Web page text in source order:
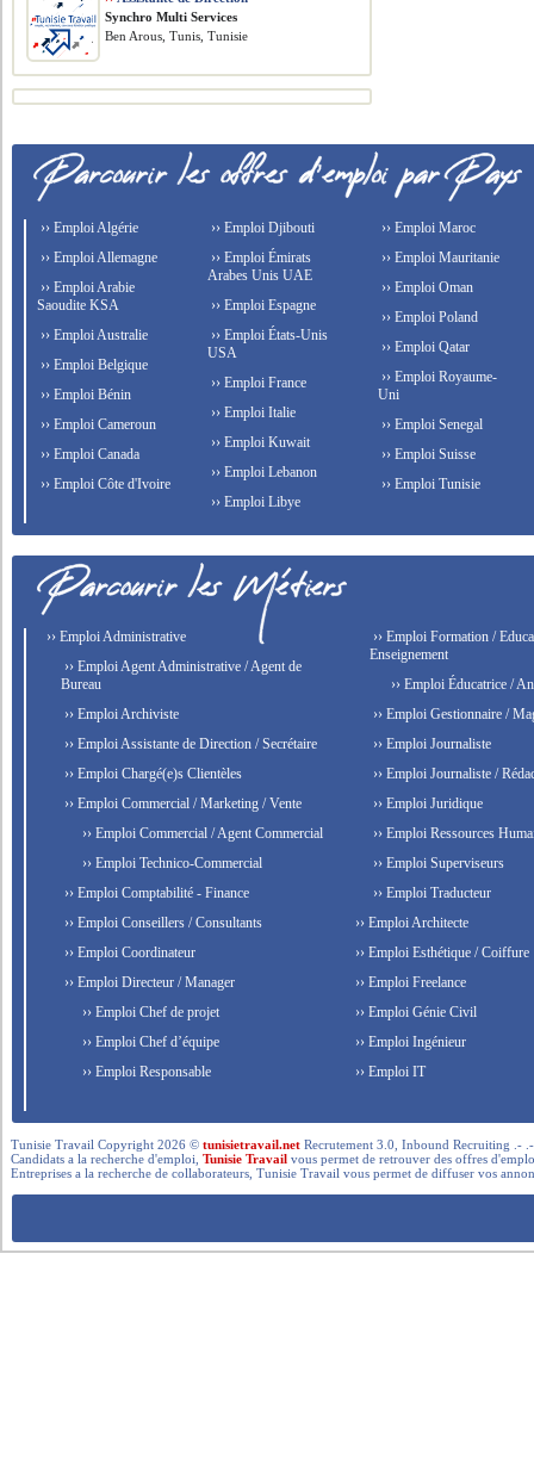
Synchro Multi Services
Ben Arous, Tunis, Tunisie
›› Emploi Algérie
›› Emploi Allemagne
›› Emploi Arabie
Saoudite KSA
›› Emploi Australie
›› Emploi Belgique
›› Emploi Bénin
›› Emploi Cameroun
›› Emploi Canada
›› Emploi Côte d'Ivoire
›› Emploi Djibouti
›› Emploi Émirats
Arabes Unis UAE
›› Emploi Espagne
›› Emploi États-Unis
USA
›› Emploi France
›› Emploi Italie
›› Emploi Kuwait
›› Emploi Lebanon
›› Emploi Libye
›› Emploi Maroc
›› Emploi Mauritanie
›› Emploi Oman
›› Emploi Poland
›› Emploi Qatar
›› Emploi Royaume-
Uni
›› Emploi Senegal
›› Emploi Suisse
›› Emploi Tunisie
›› Emploi Administrative
›› Emploi Agent Administrative / Agent de
Bureau
›› Emploi Archiviste
›› Emploi Assistante de Direction / Secrétaire
›› Emploi Chargé(e)s Clientèles
›› Emploi Commercial / Marketing / Vente
›› Emploi Commercial / Agent Commercial
›› Emploi Technico-Commercial
›› Emploi Comptabilité - Finance
›› Emploi Conseillers / Consultants
›› Emploi Coordinateur
›› Emploi Directeur / Manager
›› Emploi Chef de projet
›› Emploi Chef d’équipe
›› Emploi Responsable
›› Emploi Formation /
Enseignement
›› Emploi Éducatrice /
›› Emploi Gestionnaire /
›› Emploi Journaliste
›› Emploi Journaliste /
›› Emploi Juridique
›› Emploi Ressources
›› Emploi Superviseurs
›› Emploi Traducteur
›› Emploi Architecte
›› Emploi Esthétique / Coiffure
›› Emploi Freelance
›› Emploi Génie Civil
›› Emploi Ingénieur
›› Emploi IT
Tunisie Travail Copyright 2026 ©tunisietravail.net Recrutement 3.0, Inbound Recruiting .-
Candidats a la recherche d'emploi,Tunisie Travail vous permet de retrouver des offres
Entreprises a la recherche de collaborateurs, Tunisie Travail vous permet de diffuser vos